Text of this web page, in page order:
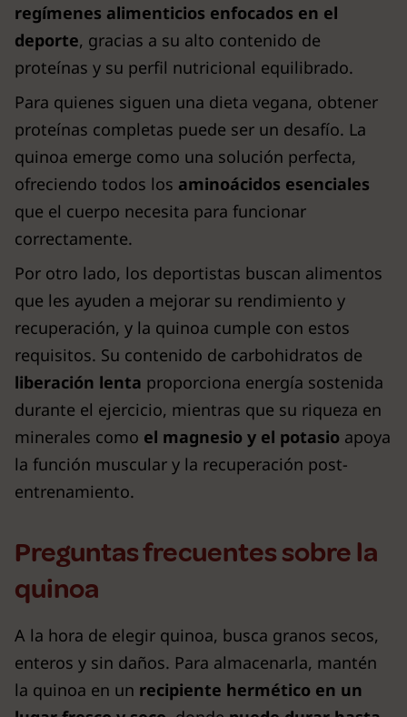
regímenes alimenticios enfocados en el
deporte, gracias a su alto contenido de
proteínas y su perfil nutricional equilibrado.
Para quienes siguen una dieta vegana, obtener
proteínas completas puede ser un desafío. La
quinoa emerge como una solución perfecta,
ofreciendo todos los aminoácidos esenciales
que el cuerpo necesita para funcionar
correctamente.
Por otro lado, los deportistas buscan alimentos
que les ayuden a mejorar su rendimiento y
recuperación, y la quinoa cumple con estos
requisitos. Su contenido de carbohidratos de
liberación lenta proporciona energía sostenida
durante el ejercicio, mientras que su riqueza en
minerales como el magnesio y el potasio apoya
la función muscular y la recuperación post-
entrenamiento.
Preguntas frecuentes sobre la
quinoa
A la hora de elegir quinoa, busca granos secos,
enteros y sin daños. Para almacenarla, mantén
la quinoa en un recipiente hermético en un